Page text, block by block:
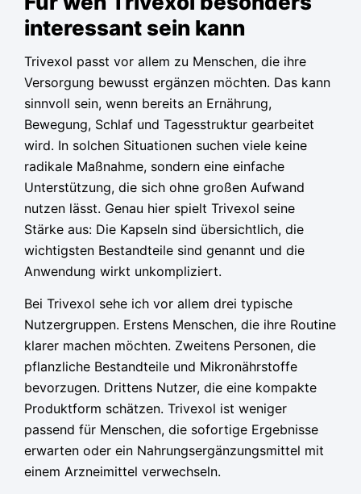
interessant sein kann
Trivexol passt vor allem zu Menschen, die ihre
Versorgung bewusst ergänzen möchten. Das kann
sinnvoll sein, wenn bereits an Ernährung,
Bewegung, Schlaf und Tagesstruktur gearbeitet
wird. In solchen Situationen suchen viele keine
radikale Maßnahme, sondern eine einfache
Unterstützung, die sich ohne großen Aufwand
nutzen lässt. Genau hier spielt Trivexol seine
Stärke aus: Die Kapseln sind übersichtlich, die
wichtigsten Bestandteile sind genannt und die
Anwendung wirkt unkompliziert.
Bei Trivexol sehe ich vor allem drei typische
Nutzergruppen. Erstens Menschen, die ihre Routine
klarer machen möchten. Zweitens Personen, die
pflanzliche Bestandteile und Mikronährstoffe
bevorzugen. Drittens Nutzer, die eine kompakte
Produktform schätzen. Trivexol ist weniger
passend für Menschen, die sofortige Ergebnisse
erwarten oder ein Nahrungsergänzungsmittel mit
einem Arzneimittel verwechseln.